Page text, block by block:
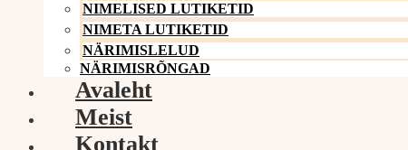
NIMELISED LUTIKETID
NIMETA LUTIKETID
NÄRIMISLELUD
NÄRIMISRÕNGAD
Avaleht
Meist
Kontakt